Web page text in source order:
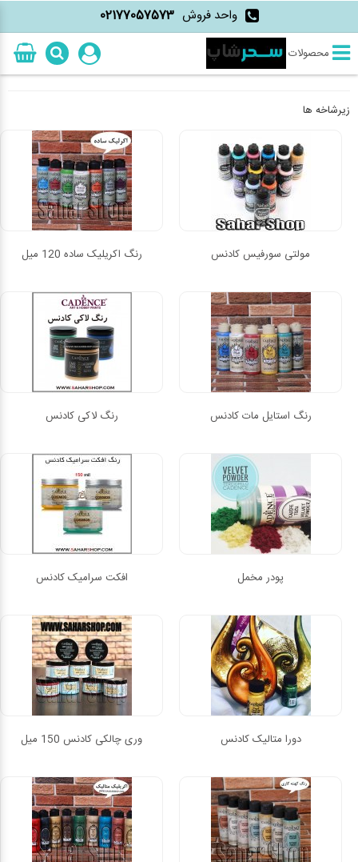
واحد فروش 02177057573
محصولات
زیرشاخه ها
مولتی سورفیس کادنس رنگ اکریلیک ساده 120 میل
رنگ استایل مات کادنس رنگ لاکی کادنس
پودر مخمل افکت سرامیک کادنس
دورا متالیک کادنس وری چالکی کادنس 150 میل